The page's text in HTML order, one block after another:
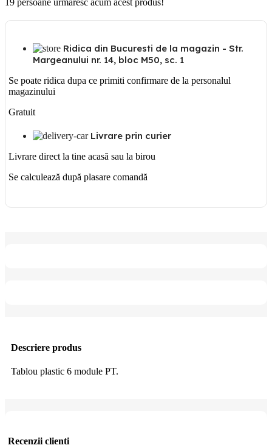
19 persoane urmăresc acum acest produs!
Ridica din Bucuresti de la magazin - Str.
Margeanului nr. 14, bloc M50, sc. 1
Se poate ridica dupa ce primiti confirmare de la personalul
magazinului
Gratuit
Livrare prin curier
Livrare direct la tine acasă sau la birou
Se calculează după plasare comandă
Descriere produs
Tablou plastic 6 module PT.
Recenzii clienti